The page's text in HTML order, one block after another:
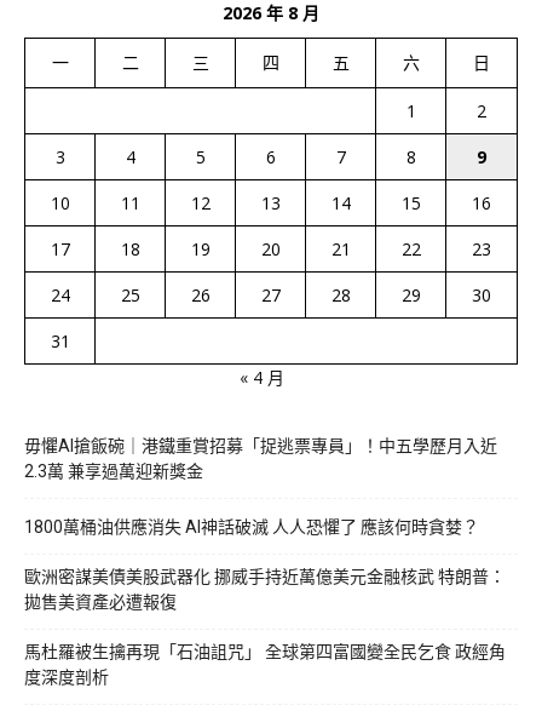
2026 年 8 月
一 二 三 四 五 六 日
1
2
3
4 5 6 7 8
9
10
11 12 13 14 15
16
17
18 19 20 21 22
23
24
25 26 27 28 29
30
31
« 4 月
毋懼AI搶飯碗｜港鐵重賞招募「捉逃票專員」！中五學歷月入近
2.3萬 兼享過萬迎新獎金
1800萬桶油供應消失 AI神話破滅 人人恐懼了 應該何時貪婪？
歐洲密謀美債美股武器化 挪威手持近萬億美元金融核武 特朗普：
拋售美資產必遭報復
馬杜羅被生擒再現「石油詛咒」 全球第四富國變全民乞食 政經角
度深度剖析